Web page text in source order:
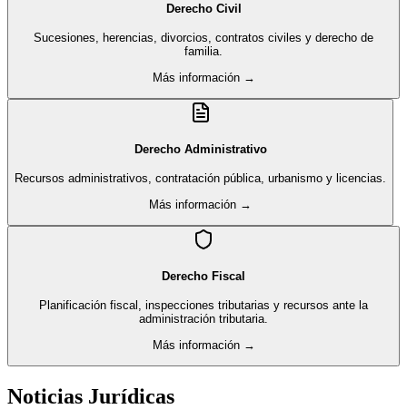
Derecho Civil
Sucesiones, herencias, divorcios, contratos civiles y derecho de
familia.
Más información →
Derecho Administrativo
Recursos administrativos, contratación pública, urbanismo y licencias.
Más información →
Derecho Fiscal
Planificación fiscal, inspecciones tributarias y recursos ante la
administración tributaria.
Más información →
Noticias Jurídicas